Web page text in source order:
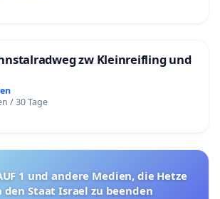
zw Kleinreifling und
/ 30 Tage
1 und andere Medien, die Hetze
den Staat Israel zu beenden